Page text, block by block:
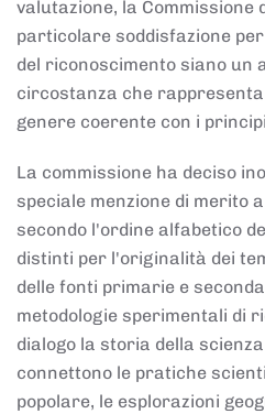
valutazione, la Commissione
particolare soddisfazione
del riconoscimento siano un
circostanza che
genere coerente con i
La commissione ha deciso
speciale menzione di merito
secondo l'ordine alfabetico
distinti per l'originalità dei
delle fonti primarie e
metodologie sperimentali di
dialogo la storia della
connettono le pratiche
popolare, le esplorazioni